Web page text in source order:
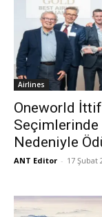
Airlines
Oneworld
Nedeniyle
ANT Editor - 17 Şubat